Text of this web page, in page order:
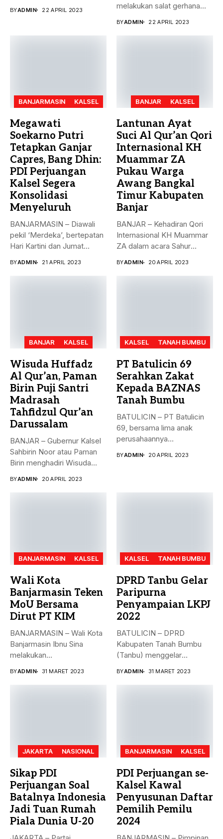
BYADMIN 22 APRIL 2023
melakukan salat gerhana
BYADMIN 22 APRIL 2023
BANJARMASIN KALSEL
Megawati
Soekarno Putri
Tetapkan Ganjar
Capres, Bang Dhin:
PDI Perjuangan
Kalsel Segera
Konsolidasi
Menyeluruh
BANJARMASIN – Diawali
pekil ‘Merdeka’, bertepatan
Hari Kartini dan Jumat
BYADMIN 21 APRIL 2023
BANJAR KALSEL
Lantunan Ayat
Suci Al Qur’an Qori
Internasional KH
Muammar ZA
Pukau Warga
Awang Bangkal
Timur Kabupaten
Banjar
BANJAR – Kehadiran Qori
Internasional KH Muammar
ZA dalam acara Sahur
BYADMIN 20 APRIL 2023
BANJAR KALSEL
Wisuda Huffadz
Al Qur’an, Paman
Birin Puji Santri
Madrasah
Tahfidzul Qur’an
Darussalam
BANJAR – Gubernur Kalsel
Sahbirin Noor atau Paman
Birin menghadiri Wisuda
BYADMIN 20 APRIL 2023
KALSEL TANAH BUMBU
PT Batulicin 69
Serahkan Zakat
Kepada BAZNAS
Tanah Bumbu
BATULICIN – PT Batulicin
69, bersama lima anak
perusahaannya
BYADMIN 20 APRIL 2023
BANJARMASIN KALSEL
Wali Kota
Banjarmasin Teken
MoU Bersama
Dirut PT KIM
BANJARMASIN – Wali Kota
Banjarmasin Ibnu Sina
melakukan
BYADMIN 31 MARET 2023
KALSEL TANAH BUMBU
DPRD Tanbu Gelar
Paripurna
Penyampaian LKPJ
2022
BATULICIN – DPRD
Kabupaten Tanah Bumbu
(Tanbu) menggelar
BYADMIN 31 MARET 2023
JAKARTA NASIONAL
Sikap PDI
Perjuangan Soal
Batalnya Indonesia
Jadi Tuan Rumah
Piala Dunia U-20
BANJARMASIN KALSEL
PDI Perjuangan se-
Kalsel Kawal
Penyusunan Daftar
Pemilih Pemilu
2024